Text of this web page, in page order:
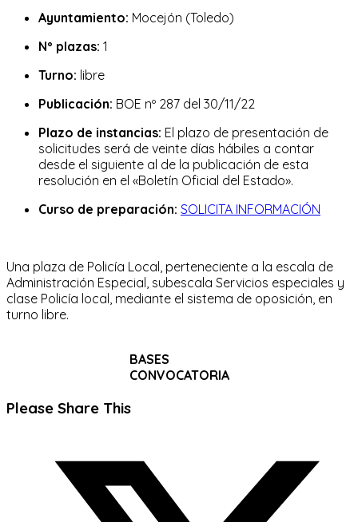
entrada:
la
Ayuntamiento: Mocejón (Toledo)
Nº plazas: 1
Turno: libre
Publicación: BOE nº 287 del 30/11/22
Plazo de instancias: El plazo de presentación de
solicitudes será de veinte días hábiles a contar
desde el siguiente al de la publicación de esta
resolución en el «Boletín Oficial del Estado».
Curso de preparación: SOLICITA INFORMACIÓN
Una plaza de Policía Local, perteneciente a la escala de
Administración Especial, subescala Servicios especiales y
clase Policía local, mediante el sistema de oposición, en
turno libre.
BASES
CONVOCATORIA
Please Share ThisCompartir